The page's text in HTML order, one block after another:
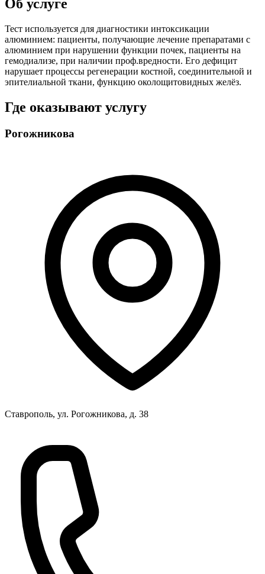
Об услуге
Тест используется для диагностики интоксикации
алюминием: пациенты, получающие лечение препаратами с
алюминием при нарушении функции почек, пациенты на
гемодиализе, при наличии проф.вредности. Его дефицит
нарушает процессы регенерации костной, соединительной и
эпителиальной ткани, функцию околощитовидных желёз.
Где оказывают услугу
Рогожникова
Ставрополь, ул. Рогожникова, д. 38